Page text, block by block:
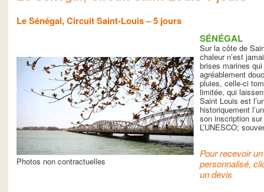
Le Sénégal, Circuit Saint-Louis – 5 jours
Photos non contractuelles
SÉNÉGAL
Sur la côte de
chaleur n’est
brises marines
agréablement
pluies, celle-ci
limitée, qui
Saint Louis est
historiquement
son inscription
L’UNESCO;
Pour recevoir
personnalisé,
un devis